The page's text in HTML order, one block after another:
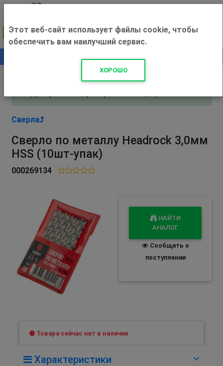
+500 ₽
Внимание! С 3 августа магазин работает по
Сверла
Сверло по металлу Headrock 3,0мм
HSS (10шт-упак)
000269134
НАЙТИ
АНАЛОГ
Сообщить о
поступлении
Товара сейчас нет в наличии
Характеристики
Этот веб-сайт использует файлы cookie, чтобы
обеспечить вам наилучший сервис.
ХОРОШО